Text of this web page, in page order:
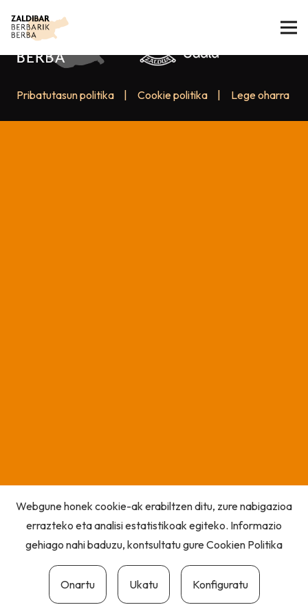
Pribatutasun politika Cookie politika Lege oharra
Webgune honek cookie-ak erabiltzen ditu, zure nabigazioa
errazteko eta analisi estatistikoak egiteko. Informazio
gehiago nahi baduzu, kontsultatu gureCookien Politika
Onartu Ukatu Konfiguratu